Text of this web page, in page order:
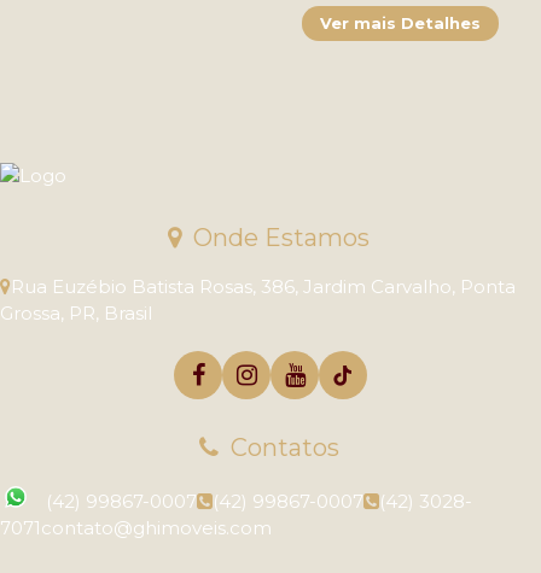
Onde Estamos
Rua Euzébio Batista Rosas, 386, Jardim Carvalho, Ponta
Grossa, PR, Brasil
Contatos
(42) 99867-0007 (42) 99867-0007
(42) 3028-
7071contato@ghimoveis.com